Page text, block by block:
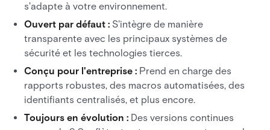
s'adapte à votre environnement.
Ouvert par défaut : S'intègre de manière
transparente avec les principaux systèmes de
sécurité et les technologies tierces.
Conçu pour l'entreprise : Prend en charge des
rapports robustes, des macros automatisées, des
identifiants centralisés, et plus encore.
Toujours en évolution : Des versions continues